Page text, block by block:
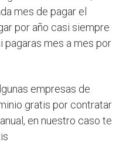
mes de pagar el
por año casi siempre
mes a mes por
empresas de
gratis por contratar
en nuestro caso te